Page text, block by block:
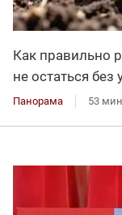
Как правильно
не остаться
Панорама 53